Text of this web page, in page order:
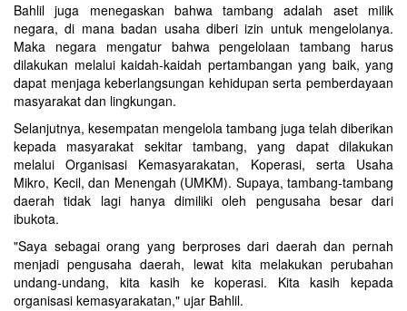
Bahlil juga menegaskan bahwa tambang adalah aset milik
negara, di mana badan usaha diberi izin untuk mengelolanya.
Maka negara mengatur bahwa pengelolaan tambang harus
dilakukan melalui kaidah-kaidah pertambangan yang baik, yang
dapat menjaga keberlangsungan kehidupan serta pemberdayaan
masyarakat dan lingkungan.
Selanjutnya, kesempatan mengelola tambang juga telah diberikan
kepada masyarakat sekitar tambang, yang dapat dilakukan
melalui Organisasi Kemasyarakatan, Koperasi, serta Usaha
Mikro, Kecil, dan Menengah (UMKM). Supaya, tambang-tambang
daerah tidak lagi hanya dimiliki oleh pengusaha besar dari
ibukota.
"Saya sebagai orang yang berproses dari daerah dan pernah
menjadi pengusaha daerah, lewat kita melakukan perubahan
undang-undang, kita kasih ke koperasi. Kita kasih kepada
organisasi kemasyarakatan," ujar Bahlil.